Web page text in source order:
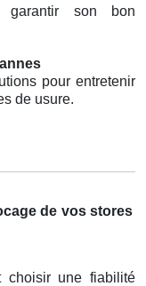
garantir son bon
pour entretenir
de usure.
de vos stores
choisir une fiabilité